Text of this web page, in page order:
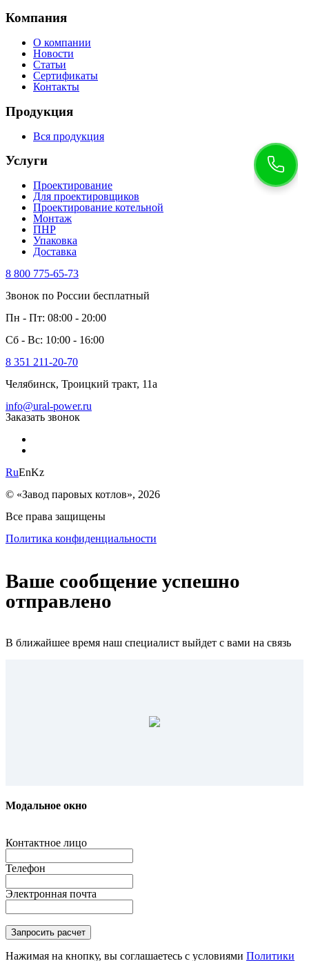
Компания
О компании
Новости
Статьи
Сертификаты
Контакты
Продукция
Вся продукция
Услуги
Проектирование
Для проектировщиков
Проектирование котельной
Монтаж
ПНР
Упаковка
Доставка
8 800 775-65-73
Звонок по России бесплатный
Пн - Пт: 08:00 - 20:00
Сб - Вс: 10:00 - 16:00
8 351 211-20-70
Челябинск, Троицкий тракт, 11а
info@ural-power.ru
Заказать звонок
RuEnKz
© «Завод паровых котлов», 2026
Все права защищены
Политика конфиденциальности
Ваше сообщение успешно
отправлено
В ближайшее время наш специалист выйдет с вами на связь
Модальное окно
Контактное лицо
Телефон
Электронная почта
Нажимая на кнопку, вы соглашаетесь с условиями Политики